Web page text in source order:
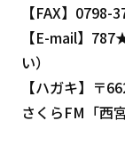
【FAX】0798-
【E-mail】
い）
【ハガキ】〒
さくらFM「西